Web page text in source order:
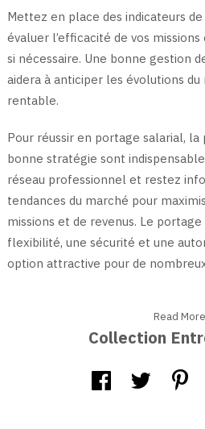
Mettez en place des indicateurs
évaluer l’efficacité de vos
si nécessaire. Une bonne gestion
aidera à anticiper les évolutions
rentable.
Pour réussir en portage salarial,
bonne stratégie sont
réseau professionnel et restez
tendances du marché pour
missions et de revenus. Le
flexibilité, une sécurité et une
option attractive pour de
Read More
Collection